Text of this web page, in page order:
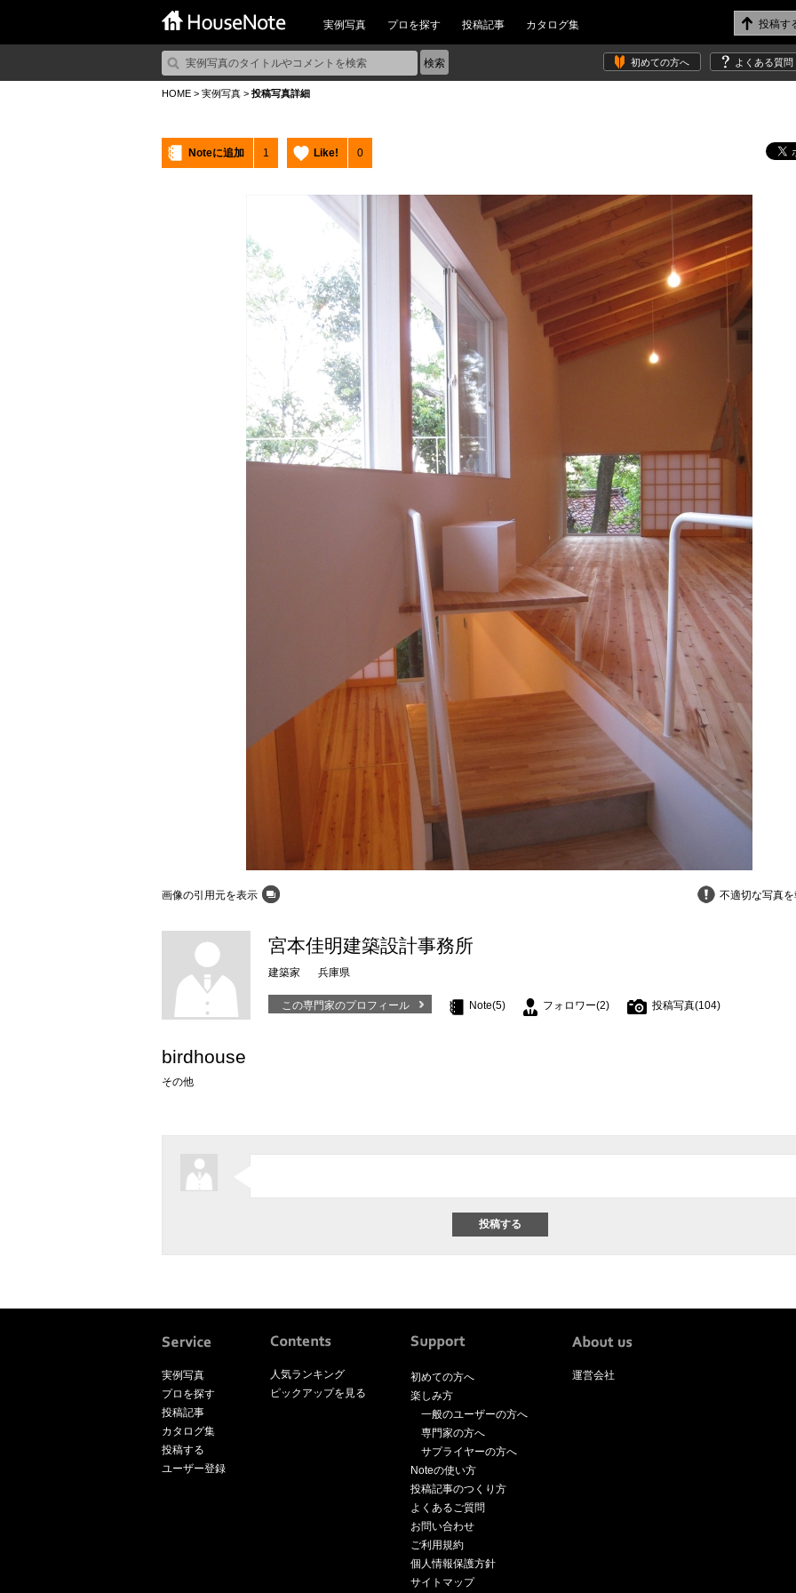
実例写真 プロを探す 投稿記事 カタログ集
初めての方へ よくある質問
HOME > 実例写真 > 投稿写真詳細
Noteに追加 1 Like! 0
画像の引用元を表示 不適切な写真
宮本佳明建築設計事務所
建築家 兵庫県
この専門家のプロフィール Note(5) フォロワー(2) 投稿写真(104)
birdhouse
その他
実例写真
プロを探す
投稿記事
カタログ集
投稿する
ユーザー登録
人気ランキング
ピックアップを見る
初めての方へ
楽しみ方
一般のユーザーの方へ
専門家の方へ
サプライヤーの方へ
Noteの使い方
投稿記事のつくり方
よくあるご質問
お問い合わせ
ご利用規約
個人情報保護方針
サイトマップ
運営会社